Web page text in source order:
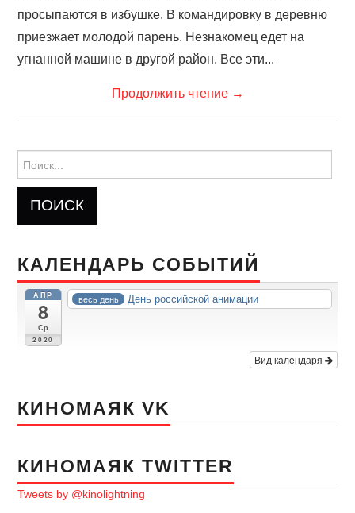
просыпаются в избушке. В командировку в деревню
приезжает молодой парень. Незнакомец едет на
угнанной машине в другой район. Все эти...
Продолжить чтение →
КАЛЕНДАРЬ СОБЫТИЙ
АПР
8
Ср
2020
весь день День российской анимации
Вид календаря
КИНОМАЯК VK
КИНОМАЯК TWITTER
Tweets by @kinolightning